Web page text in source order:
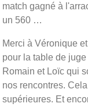
match gagné à
un 560 …
Merci à Véronique
pour la table de
Romain et Loïc qui
nos rencontres.
supérieures. Et